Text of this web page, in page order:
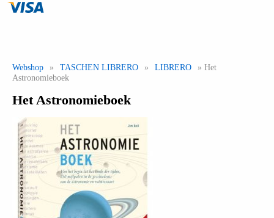
Webshop » TASCHEN LIBRERO » LIBRERO
» Het
Astronomieboek
Het Astronomieboek